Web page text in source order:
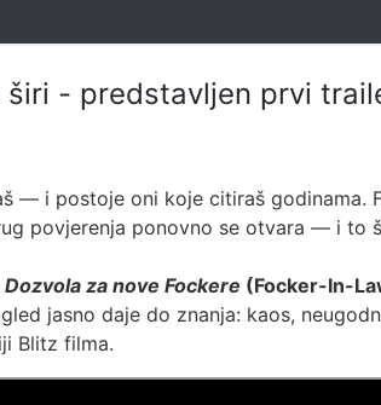
širi - predstavljen prvi
— i postoje oni koje citiraš godinama.
povjerenja ponovno se otvara — i to
Dozvola za nove Fockere (Focker-In-
jasno daje do znanja: kaos,
Blitz filma.